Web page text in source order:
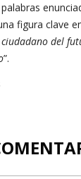
figura clave
del
”.